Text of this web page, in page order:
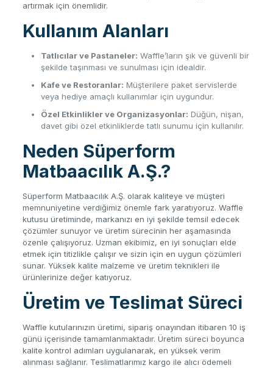
artırmak için önemlidir.
Kullanım Alanları
Tatlıcılar ve Pastaneler: Waffle’ların şık ve güvenli bir
şekilde taşınması ve sunulması için idealdir.
Kafe ve Restoranlar: Müşterilere paket servislerde
veya hediye amaçlı kullanımlar için uygundur.
Özel Etkinlikler ve Organizasyonlar: Düğün, nişan,
davet gibi özel etkinliklerde tatlı sunumu için kullanılır.
Neden Süperform
Matbaacılık A.Ş.?
Süperform Matbaacılık A.Ş. olarak kaliteye ve müşteri
memnuniyetine verdiğimiz önemle fark yaratıyoruz. Waffle
kutusu üretiminde, markanızı en iyi şekilde temsil edecek
çözümler sunuyor ve üretim sürecinin her aşamasında
özenle çalışıyoruz. Uzman ekibimiz, en iyi sonuçları elde
etmek için titizlikle çalışır ve sizin için en uygun çözümleri
sunar. Yüksek kalite malzeme ve üretim teknikleri ile
ürünlerinize değer katıyoruz.
Üretim ve Teslimat Süreci
Waffle kutularınızın üretimi, sipariş onayından itibaren 10 iş
günü içerisinde tamamlanmaktadır. Üretim süreci boyunca
kalite kontrol adımları uygulanarak, en yüksek verim
alınması sağlanır. Teslimatlarımız kargo ile alıcı ödemeli